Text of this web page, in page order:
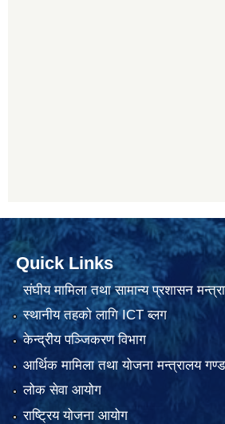
Quick Links
संघीय मामिला तथा सामान्य प्रशासन
स्थानीय तहको लागि ICT ब्लग
केन्द्रीय पञ्जिकरण विभाग
आर्थिक मामिला तथा योजना मन्त्रालय
लोक सेवा आयोग
राष्ट्रिय योजना आयोग